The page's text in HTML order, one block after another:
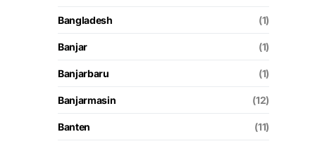
Bangladesh (1)
Banjar (1)
Banjarbaru (1)
Banjarmasin (12)
Banten (11)